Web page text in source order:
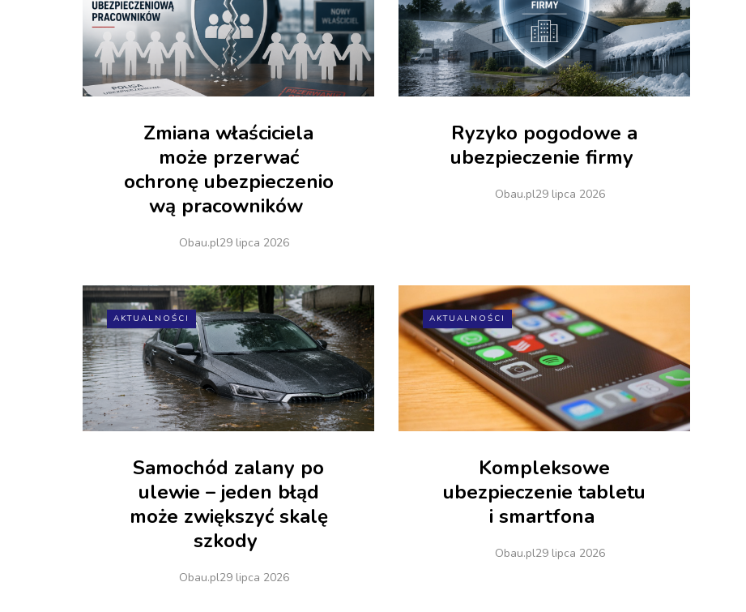
Zmiana właściciela
może przerwać
ochronę ubezpieczenio
wą pracowników
Obau.pl29 lipca 2026
Ryzyko pogodowe a
ubezpieczenie firmy
Obau.pl29 lipca 2026
AKTUALNOŚCI
Samochód zalany po
ulewie – jeden błąd
może zwiększyć skalę
szkody
Obau.pl29 lipca 2026
AKTUALNOŚCI
Kompleksowe
ubezpieczenie tabletu
i smartfona
Obau.pl29 lipca 2026